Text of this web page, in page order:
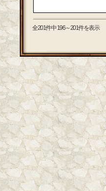
全201件中 196～201件を表示